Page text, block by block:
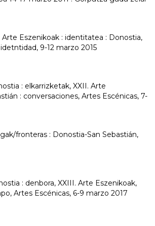
Eszenikoak : identitatea : Donostia,
9-12 marzo 2015
: elkarrizketak, XXII. Arte
: conversaciones, Artes Escénicas, 7-
fronteras : Donostia-San Sebastián,
: denbora, XXIII. Arte Eszenikoak,
Artes Escénicas, 6-9 marzo 2017